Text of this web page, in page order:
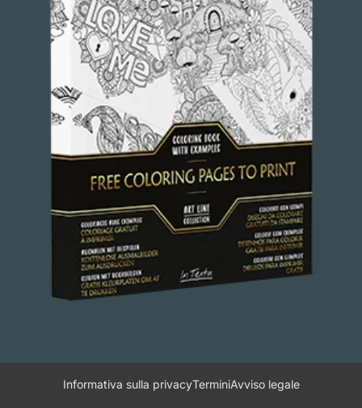
Informativa sulla privacyTerminiAvviso legale